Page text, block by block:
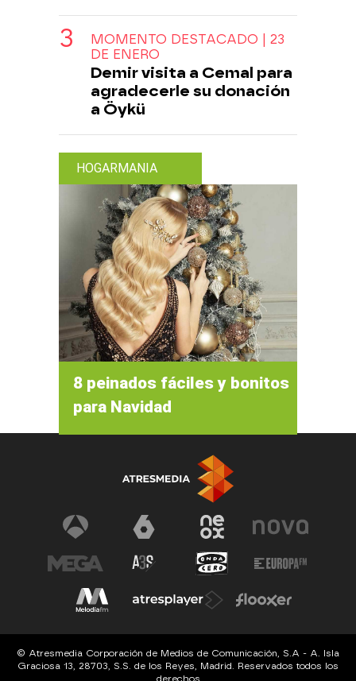
MOMENTO DESTACADO | 23
DE ENERO
Demir visita a Cemal para
agradecerle su donación
a Öykü
HOGARMANIA
8 peinados fáciles y bonitos
para Navidad
© Atresmedia Corporación de Medios de Comunicación, S.A - A. Isla
Graciosa 13, 28703, S.S. de los Reyes, Madrid. Reservados todos los
derechos